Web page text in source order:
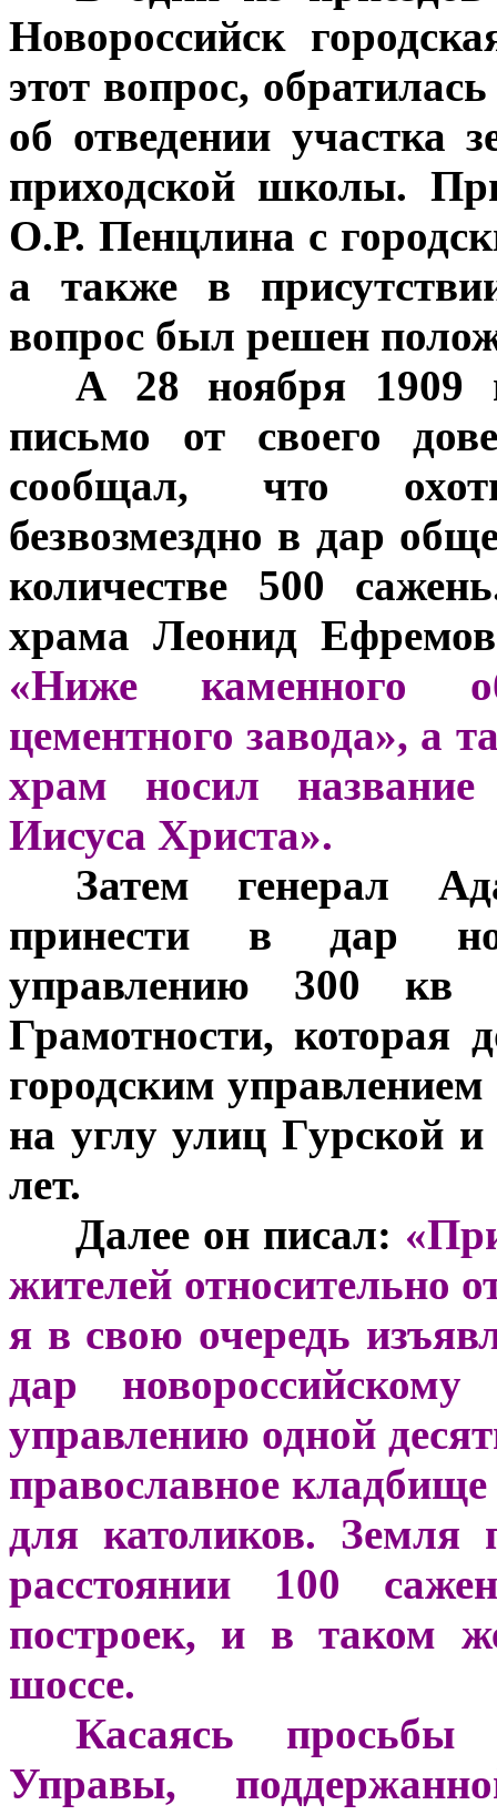
Новороссийск
этот вопрос,
об отведении участка
приходской школы.
О.Р. Пенцлина с
а также в
вопрос был решен
А 28 ноября 1909
письмо от своего
сообщал, что
безвозмездно в дар
количестве 500
храма Леонид
«Ниже каменного
цементного завода», а
храм носил
Иисуса Христа».
Затем генерал
принести в дар
управлению 300 кв
Грамотности, которая
городским управлением
на углу улиц Гурской и
лет.
Далее он писал:
жителей относительно
я в свою очередь
дар новороссийскому
управлению одной
православное
для католиков. Земля
расстоянии 100
построек, и в таком
шоссе.
Касаясь просьбы
Управы,